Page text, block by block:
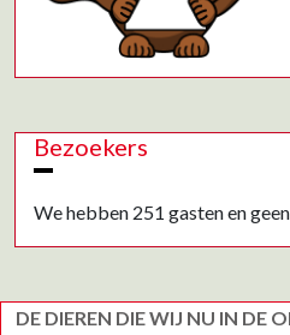
Bezoekers
We hebben 251 gasten en
DE DIEREN DIE WIJ NU IN DE